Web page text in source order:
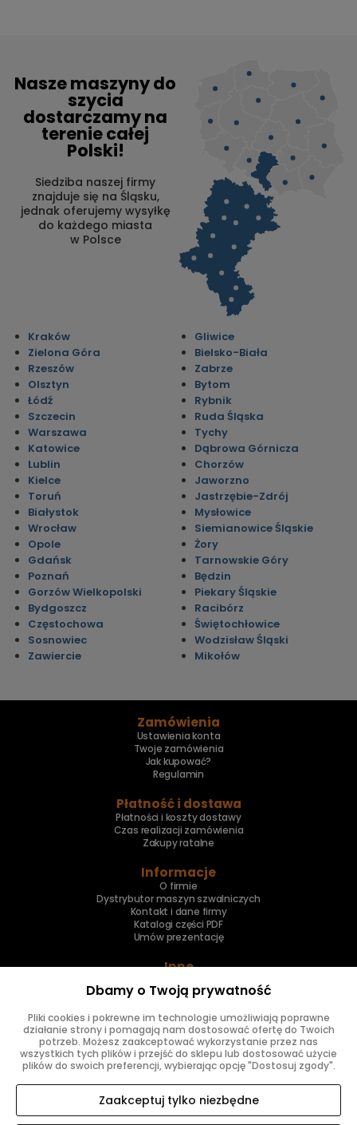
Nasze maszyny do
szycia
dostarczamy na
terenie całej
Polski!
Siedziba naszej firmy
znajduje się na Śląsku,
jednak oferujemy wysyłkę
do każdego miasta
w Polsce
Kraków
Zielona Góra
Rzeszów
Olsztyn
Łódź
Szczecin
Warszawa
Katowice
Lublin
Kielce
Toruń
Białystok
Wrocław
Opole
Gdańsk
Poznań
Gorzów Wielkopolski
Bydgoszcz
Częstochowa
Sosnowiec
Zawiercie
Gliwice
Bielsko-Biała
Zabrze
Bytom
Rybnik
Ruda Śląska
Tychy
Dąbrowa Górnicza
Chorzów
Jaworzno
Jastrzębie-Zdrój
Mysłowice
Siemianowice Śląskie
Żory
Tarnowskie Góry
Będzin
Piekary Śląskie
Racibórz
Świętochłowice
Wodzisław Śląski
Mikołów
Zamówienia
Ustawienia konta
Twoje zamówienia
Jak kupować?
Regulamin
Płatność i dostawa
Płatności i koszty dostawy
Czas realizacji zamówienia
Zakupy ratalne
Informacje
O firmie
Dystrybutor maszyn szwalniczych
Kontakt i dane firmy
Katalogi części PDF
Umów prezentację
Inne
Naprawa maszyn
Znajdziesz nas
Dbamy o Twoją prywatność
Pliki cookies i pokrewne im technologie umożliwiają poprawne
działanie strony i pomagają nam dostosować ofertę do Twoich
potrzeb. Możesz zaakceptować wykorzystanie przez nas
wszystkich tych plików i przejść do sklepu lub dostosować użycie
plików do swoich preferencji, wybierając opcję "Dostosuj zgody".
Zaakceptuj tylko niezbędne